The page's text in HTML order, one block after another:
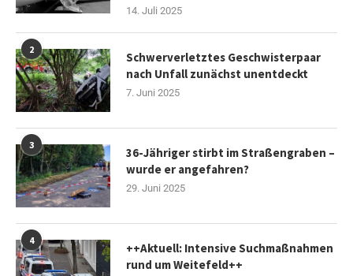
14. Juli 2025
2
Schwerverletztes Geschwisterpaar
nach Unfall zunächst unentdeckt
7. Juni 2025
3
36-Jähriger stirbt im Straßengraben –
wurde er angefahren?
29. Juni 2025
4
++Aktuell: Intensive Suchmaßnahmen
rund um Weitefeld++